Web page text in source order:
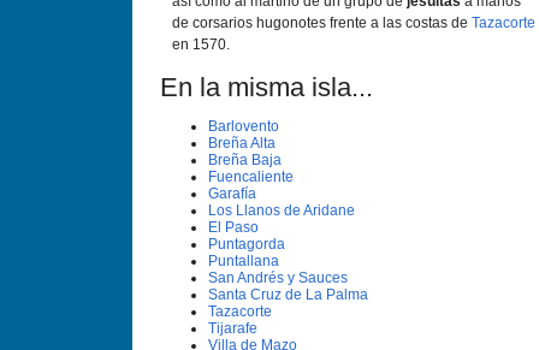
de corsarios hugonotes frente a las costas de Tazacorte
en 1570.
En la misma isla...
Barlovento
Breña Alta
Breña Baja
Fuencaliente
Garafí­a
Los Llanos de Aridane
El Paso
Puntagorda
Puntallana
San Andrés y Sauces
Santa Cruz de La Palma
Tazacorte
Tijarafe
Villa de Mazo